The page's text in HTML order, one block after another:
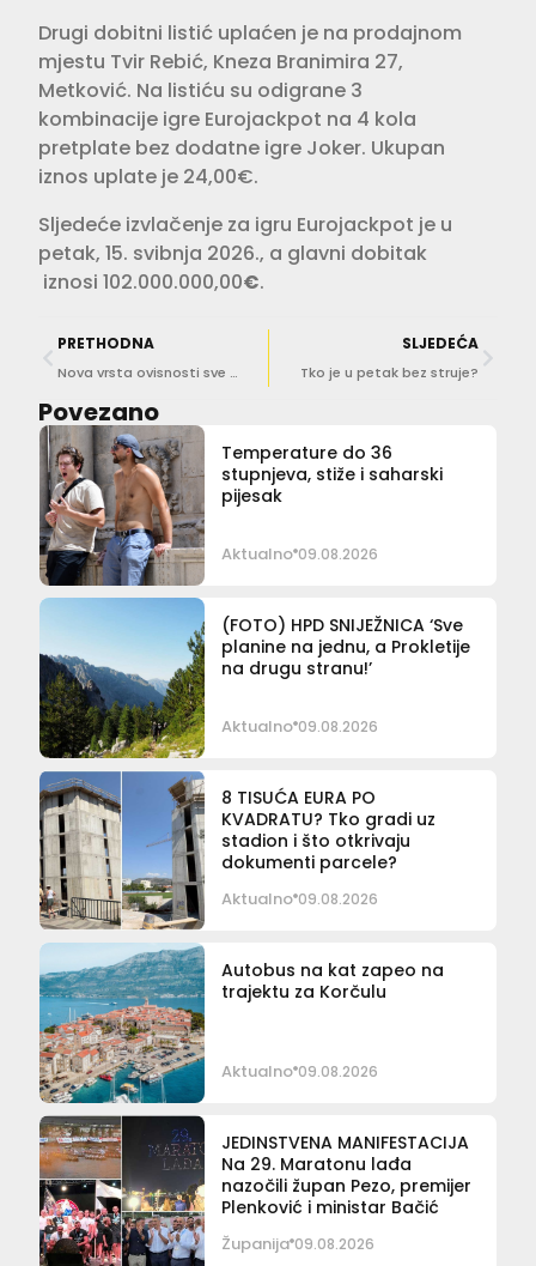
Drugi dobitni listić uplaćen je na prodajnom
mjestu Tvir Rebić, Kneza Branimira 27,
Metković. Na listiću su odigrane 3
kombinacije igre Eurojackpot na 4 kola
pretplate bez dodatne igre Joker. Ukupan
iznos uplate je 24,00€.
Sljedeće izvlačenje za igru Eurojackpot je u
petak, 15. svibnja 2026., a glavni dobitak
iznosi 102.000.000,00€.
PRETHODNA
Nova vrsta ovisnosti sve veći problem i u Hrvatskoj!
SLJEDEĆA
Tko je u petak bez struje?
Povezano
Temperature do 36
stupnjeva, stiže i saharski
pijesak
Aktualno 09.08.2026
(FOTO) HPD SNIJEŽNICA ‘Sve
planine na jednu, a Prokletije
na drugu stranu!’
Aktualno 09.08.2026
8 TISUĆA EURA PO
KVADRATU? Tko gradi uz
stadion i što otkrivaju
dokumenti parcele?
Aktualno 09.08.2026
Autobus na kat zapeo na
trajektu za Korčulu
Aktualno 09.08.2026
JEDINSTVENA MANIFESTACIJA
Na 29. Maratonu lađa
nazočili župan Pezo, premijer
Plenković i ministar Bačić
Županija 09.08.2026